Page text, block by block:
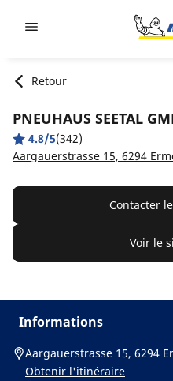
Retour
PNEUHAUS SEETAL
4.8/5(342)
Aargauerstrasse 15, 6294
Contacter
Voir le
Informations
Aargauerstrasse 15, 6294
Obtenir l'itinéraire